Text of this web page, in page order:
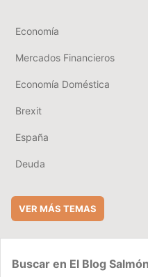
Economía
Mercados Financieros
Economía Doméstica
Brexit
España
Deuda
VER MÁS TEMAS